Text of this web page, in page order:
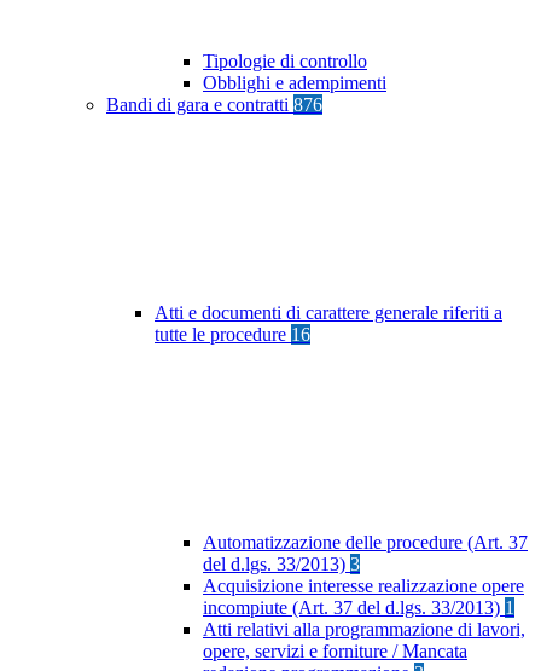
Tipologie di controllo
Obblighi e adempimenti
Bandi di gara e contratti 876
Atti e documenti di carattere generale riferiti a
tutte le procedure 16
Automatizzazione delle procedure (Art. 37
del d.lgs. 33/2013) 3
Acquisizione interesse realizzazione opere
incompiute (Art. 37 del d.lgs. 33/2013) 1
Atti relativi alla programmazione di lavori,
opere, servizi e forniture / Mancata